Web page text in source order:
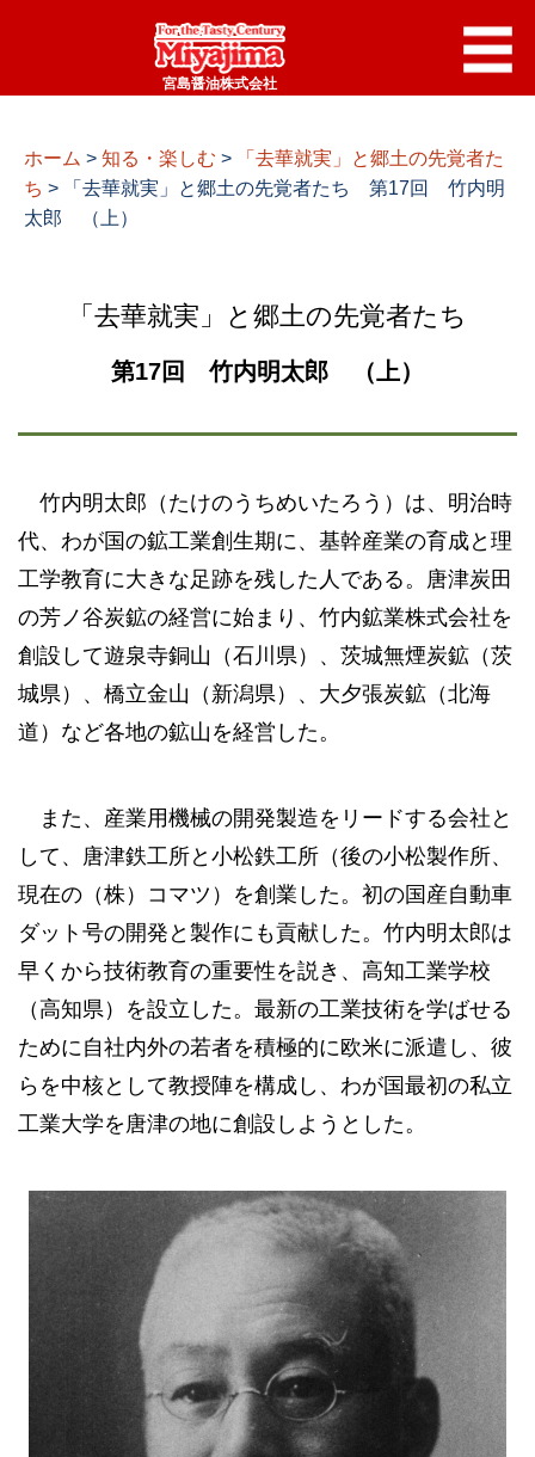
宮島醤油株式会社
ホーム > 知る・楽しむ >
「去華就実」と郷土の先覚者た
ち >
「去華就実」と郷土の先覚者たち 第17回 竹内明
太郎 （上）
「去華就実」と郷土の先覚者たち
第17回 竹内明太郎 （上）
竹内明太郎（たけのうちめいたろう）は、明治時
代、わが国の鉱工業創生期に、基幹産業の育成と理
工学教育に大きな足跡を残した人である。唐津炭田
の芳ノ谷炭鉱の経営に始まり、竹内鉱業株式会社を
創設して遊泉寺銅山（石川県）、茨城無煙炭鉱（茨
城県）、橋立金山（新潟県）、大夕張炭鉱（北海
道）など各地の鉱山を経営した。
また、産業用機械の開発製造をリードする会社と
して、唐津鉄工所と小松鉄工所（後の小松製作所、
現在の（株）コマツ）を創業した。初の国産自動車
ダット号の開発と製作にも貢献した。竹内明太郎は
早くから技術教育の重要性を説き、高知工業学校
（高知県）を設立した。最新の工業技術を学ばせる
ために自社内外の若者を積極的に欧米に派遣し、彼
らを中核として教授陣を構成し、わが国最初の私立
工業大学を唐津の地に創設しようとした。